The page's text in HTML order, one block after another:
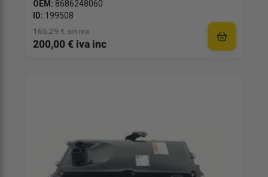
OEM: 8686248060
ID: 199508
165,29 € sin iva
200,00 € iva inc